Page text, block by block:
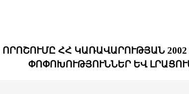
ՀՀ ԿԱՌԱՎԱՐՈՒԹՅԱՆ
ՓՈՓՈԽՈՒԹՅՈՒՆՆԵՐ ԵՎ